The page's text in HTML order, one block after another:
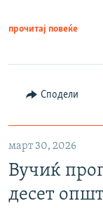
прочитај повеќе
Сподели
март 30, 2026
Вучиќ
десет